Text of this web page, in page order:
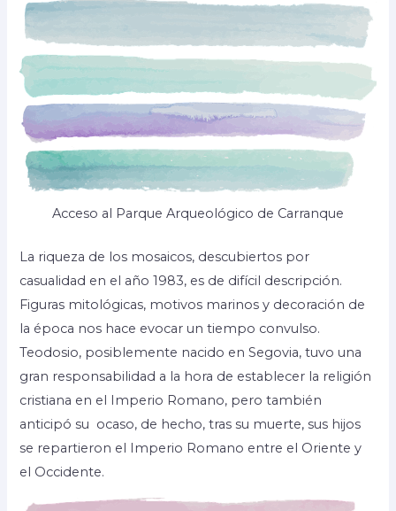
Acceso al Parque Arqueológico de Carranque
La riqueza de los mosaicos, descubiertos por
casualidad en el año 1983, es de difícil descripción.
Figuras mitológicas, motivos marinos y decoración de
la época nos hace evocar un tiempo convulso.
Teodosio, posiblemente nacido en Segovia, tuvo una
gran responsabilidad a la hora de establecer la religión
cristiana en el Imperio Romano, pero también
anticipó su ocaso, de hecho, tras su muerte, sus hijos
se repartieron el Imperio Romano entre el Oriente y
el Occidente.